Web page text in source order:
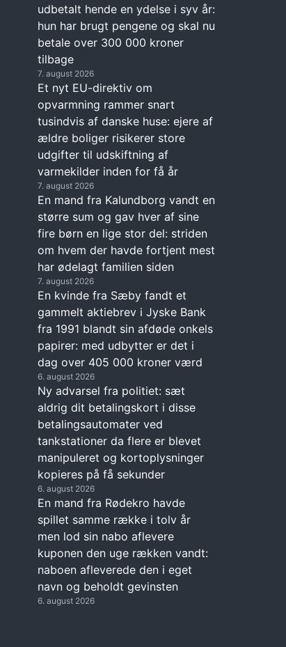
udbetalt hende en ydelse i syv år:
hun har brugt pengene og skal nu
betale over 300 000 kroner
tilbage
7. august 2026
Et nyt EU-direktiv om
opvarmning rammer snart
tusindvis af danske huse: ejere af
ældre boliger risikerer store
udgifter til udskiftning af
varmekilder inden for få år
7. august 2026
En mand fra Kalundborg vandt en
større sum og gav hver af sine
fire børn en lige stor del: striden
om hvem der havde fortjent mest
har ødelagt familien siden
7. august 2026
En kvinde fra Sæby fandt et
gammelt aktiebrev i Jyske Bank
fra 1991 blandt sin afdøde onkels
papirer: med udbytter er det i
dag over 405 000 kroner værd
6. august 2026
Ny advarsel fra politiet: sæt
aldrig dit betalingskort i disse
betalingsautomater ved
tankstationer da flere er blevet
manipuleret og kortoplysninger
kopieres på få sekunder
6. august 2026
En mand fra Rødekro havde
spillet samme række i tolv år
men lod sin nabo aflevere
kuponen den uge rækken vandt:
naboen afleverede den i eget
navn og beholdt gevinsten
6. august 2026